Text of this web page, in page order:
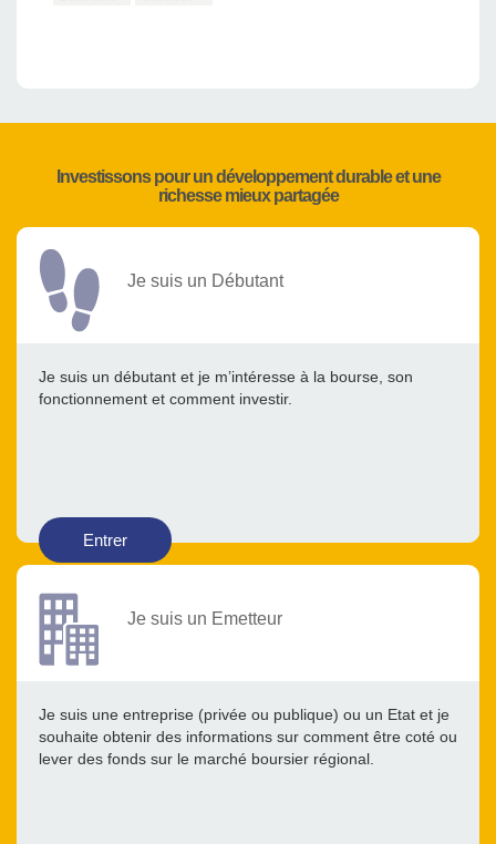
Investissons pour un développement durable et une
richesse mieux partagée
Je suis un Débutant
Je suis un débutant et je m’intéresse à la bourse, son
fonctionnement et comment investir.
Entrer
Je suis un Emetteur
Je suis une entreprise (privée ou publique) ou un Etat et je
souhaite obtenir des informations sur comment être coté ou
lever des fonds sur le marché boursier régional.